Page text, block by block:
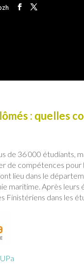
: quelles
de 36 000 étudiants,
de compétences pour
lieu dans le
maritime. Après
Finistériens dans les